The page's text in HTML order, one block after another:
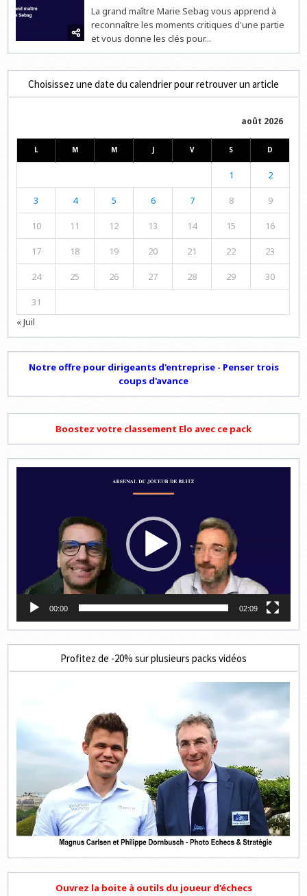
La grand maître Marie Sebag vous apprend à
reconnaître les moments critiques d'une partie
et vous donne les clés pour...
Choisissez une date du calendrier pour retrouver un article
août 2026
L M M J V S D
1 2
3 4 5 6 7 8 9
10 11 12 13 14 15 16
17 18 19 20 21 22 23
24 25 26 27 28 29 30
31
« Juil
Notre offre pour dirigeants d'entreprise - Penser trois
coups d'avance
Boostez votre classement Elo avec ce pack
00:00 02:09
Profitez de -20% sur plusieurs packs vidéos
Ouvrez la boite à outils du joueur d'échecs